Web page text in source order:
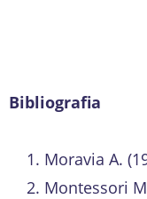
Bibliografia
Moravia A.
Montessori